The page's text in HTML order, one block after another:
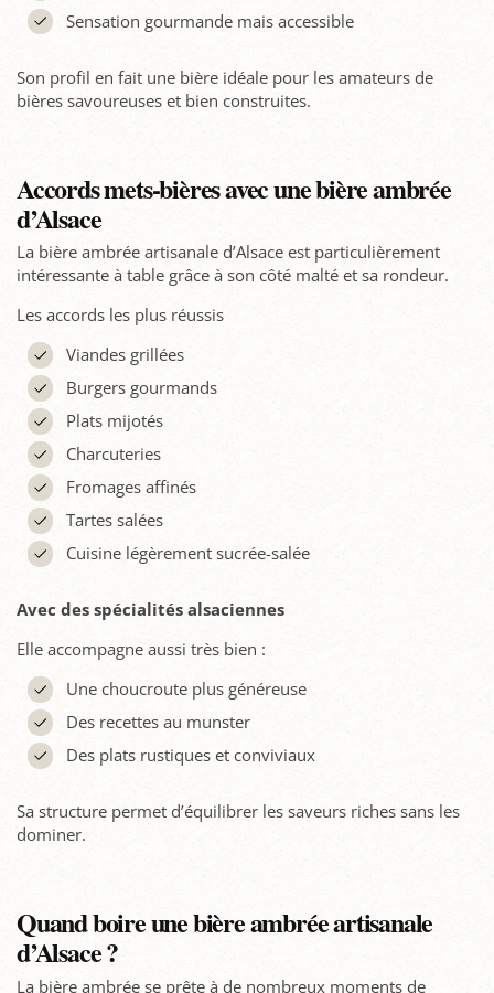
Sensation gourmande mais accessible
Son profil en fait une bière idéale pour les amateurs de
bières savoureuses et bien construites.
Accords mets-bières avec une bière ambrée
d’Alsace
La bière ambrée artisanale d’Alsace est particulièrement
intéressante à table grâce à son côté malté et sa rondeur.
Les accords les plus réussis
Viandes grillées
Burgers gourmands
Plats mijotés
Charcuteries
Fromages affinés
Tartes salées
Cuisine légèrement sucrée-salée
Avec des spécialités alsaciennes
Elle accompagne aussi très bien :
Une choucroute plus généreuse
Des recettes au munster
Des plats rustiques et conviviaux
Sa structure permet d’équilibrer les saveurs riches sans les
dominer.
Quand boire une bière ambrée artisanale
d’Alsace ?
La bière ambrée se prête à de nombreux moments de